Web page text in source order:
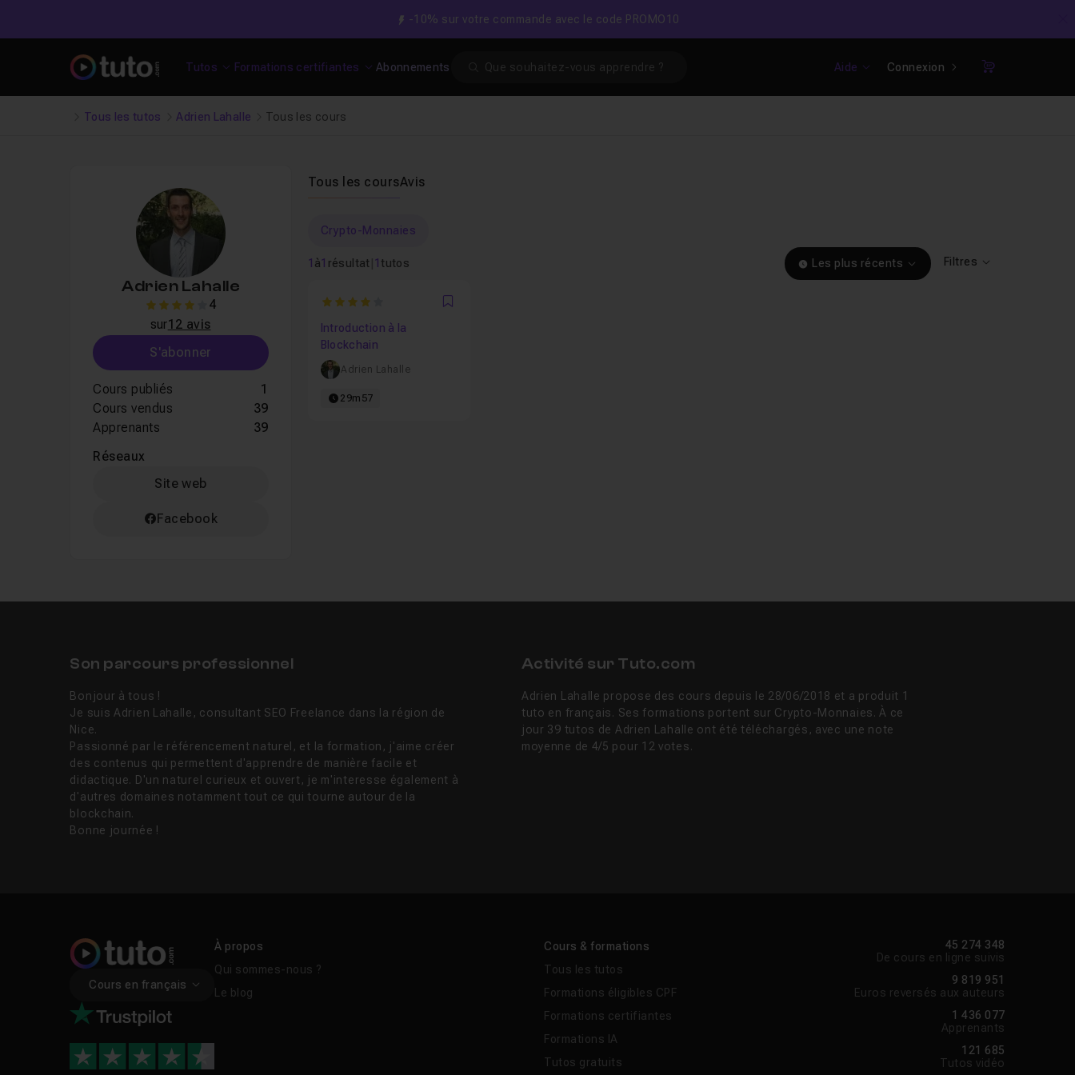
-10% sur votre commande avec le code PROMO10
Tutos Formations certifiantes Abonnements Aide Connexion
Panier
Tous les tutos Adrien Lahalle Tous les cours
Adrien Lahalle
4
4
sur12 avis
S'abonner
Cours publiés
1
Cours vendus
39
Apprenants
39
Réseaux
Site web
Facebook
Tous les coursAvis
Crypto-Monnaies
1 à1 résultat 1 tutos Les plus récents Filtres
4 Favori
Introduction à la
Blockchain
Adrien Lahalle
29m57
Son parcours professionnel
Bonjour à tous !
Je suis Adrien Lahalle, consultant SEO Freelance dans la région de
Nice.
Passionné par le référencement naturel, et la formation, j'aime créer
des contenus qui permettent d'apprendre de manière facile et
didactique. D'un naturel curieux et ouvert, je m'interesse également à
d'autres domaines notamment tout ce qui tourne autour de la
blockchain.
Bonne journée !
Activité sur Tuto.com
Adrien Lahalle propose des cours depuis le 28/06/2018 et a produit 1
tuto en français. Ses formations portent sur Crypto-Monnaies. À ce
jour 39 tutos de Adrien Lahalle ont été téléchargés, avec une note
moyenne de 4/5 pour 12 votes.
Cours en français
À propos
Qui sommes-nous ?
Le blog
Cours & formations
Tous les tutos
Formations éligibles CPF
Formations certifiantes
Formations IA
Tutos gratuits
45 274 348
De cours en ligne suivis
9 819 951
Euros reversés aux auteurs
1 436 077
Apprenants
121 685
Tutos vidéo